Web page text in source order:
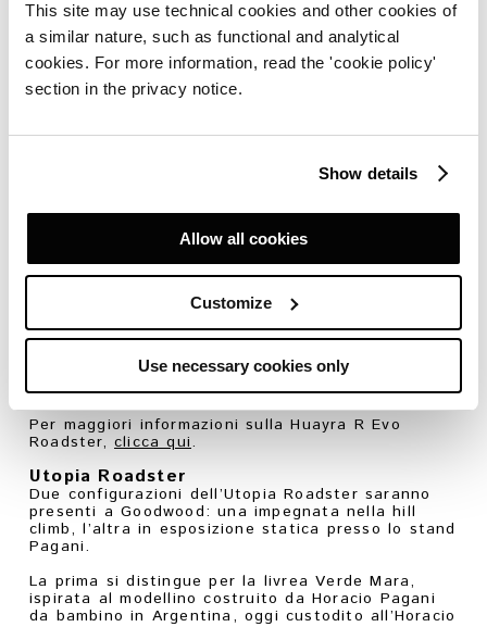
This site may use technical cookies and other cookies of
a similar nature, such as functional and analytical
cookies. For more information, read the 'cookie policy'
section in the privacy notice.
Show details
Allow all cookies
Customize
Use necessary cookies only
Huayra R Evo Roadster
La storica salita di Goodwood vedrà in azione la
Huayra R Evo Roadster. Si tratta di una Hypercar
da pista a cielo aperto, ispirata alle leggendarie
“codalunga” di Le Mans. Il motore Pagani V12-R
eroga 900 CV a 8.750 giri/min e 770 Nm di coppia
progettato per esaltare le prestazioni: i freni
carboceramici CCMR autoventilati, le sospensioni
evoluta, con un incremento del 45% nella
deportanza, trasformano ogni curva in un banco di
prova per la precisione tecnica.
catturare l’attenzione: un V12 aspirato che canta
le monoposto del passato. Una melodia
inconfondibile, capace di trasformare ogni
accelerazione in un momento di puro incanto per il
pubblico del Festival.
Per maggiori informazioni sulla Huayra R Evo
Roadster, clicca qui.
Utopia Roadster
Due configurazioni dell’Utopia Roadster saranno
presenti a Goodwood: una impegnata nella hill
climb, l’altra in esposizione statica presso lo stand
Pagani.
La prima si distingue per la livrea Verde Mara,
ispirata al modellino costruito da Horacio Pagani
da bambino in Argentina, oggi custodito all’Horacio